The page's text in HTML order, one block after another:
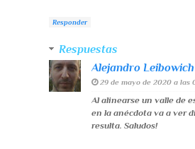
Responder
Respuestas
Alejandro Leibowich
29 de mayo de 2020 a las
Al alinearse un valle de
en la anécdota va a ver
resulta. Saludos!